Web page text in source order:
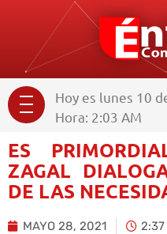
Hoy es lunes 10
Hora: 2:03 AM
ES
ZAGAL
DE LAS
MAYO 28, 2021 2:37